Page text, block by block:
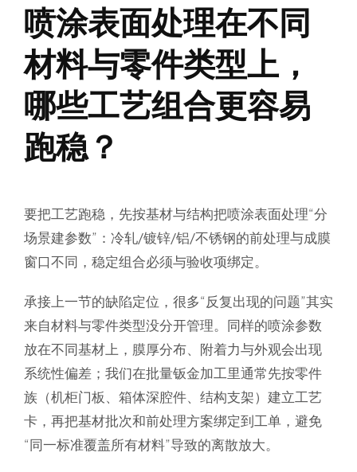
喷涂表面处理在不同
材料与零件类型上，
哪些工艺组合更容易
跑稳？
要把工艺跑稳，先按基材与结构把喷涂表面处理“分
场景建参数”：冷轧/镀锌/铝/不锈钢的前处理与成膜
窗口不同，稳定组合必须与验收项绑定。
承接上一节的缺陷定位，很多“反复出现的问题”其实
来自材料与零件类型没分开管理。同样的喷涂参数
放在不同基材上，膜厚分布、附着力与外观会出现
系统性偏差；我们在批量钣金加工里通常先按零件
族（机柜门板、箱体深腔件、结构支架）建立工艺
卡，再把基材批次和前处理方案绑定到工单，避免
“同一标准覆盖所有材料”导致的离散放大。